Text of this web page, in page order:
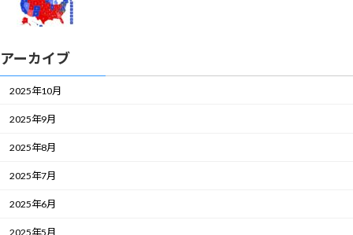
アーカイブ
2025年10月
2025年9月
2025年8月
2025年7月
2025年6月
2025年5月